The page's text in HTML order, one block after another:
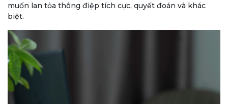
muốn lan tỏa thông điệp tích cực, quyết đoán và khác
biệt.